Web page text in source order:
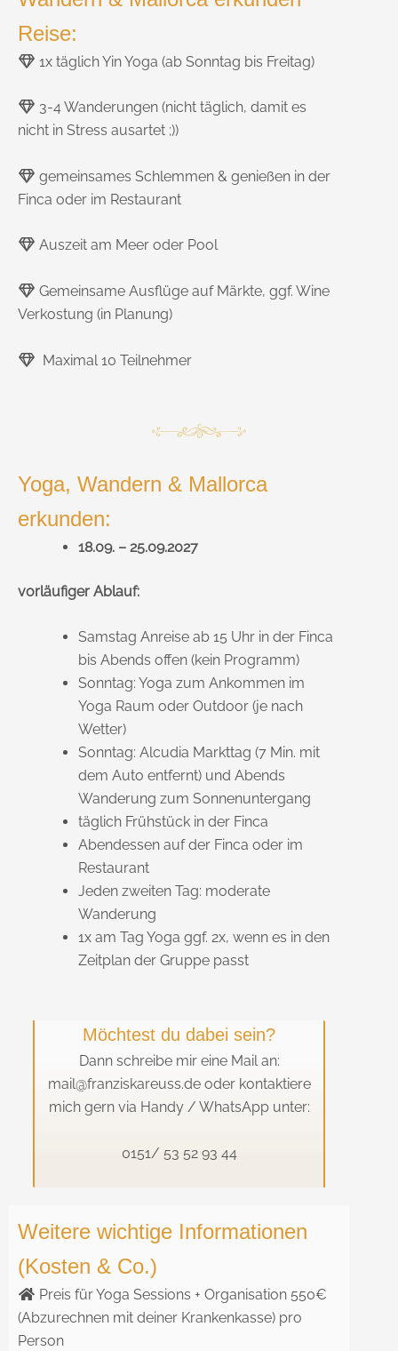
Reise:
1x täglich Yin Yoga (ab Sonntag bis Freitag)
3-4 Wanderungen (nicht täglich, damit es
nicht in Stress ausartet ;))
gemeinsames Schlemmen & genießen in der
Finca oder im Restaurant
Auszeit am Meer oder Pool
Gemeinsame Ausflüge auf Märkte, ggf. Wine
Verkostung (in Planung)
Maximal 10 Teilnehmer
Yoga, Wandern & Mallorca
erkunden:
18.09. – 25.09.2027
vorläufiger Ablauf:
Samstag Anreise ab 15 Uhr in der Finca
bis Abends offen (kein Programm)
Sonntag: Yoga zum Ankommen im
Yoga Raum oder Outdoor (je nach
Wetter)
Sonntag: Alcudia Markttag (7 Min. mit
dem Auto entfernt) und Abends
Wanderung zum Sonnenuntergang
täglich Frühstück in der Finca
Abendessen auf der Finca oder im
Restaurant
Jeden zweiten Tag: moderate
Wanderung
1x am Tag Yoga ggf. 2x, wenn es in den
Zeitplan der Gruppe passt
Möchtest du dabei sein?
Dann schreibe mir eine Mail an:
mail@franziskareuss.de oder kontaktiere
mich gern via Handy / WhatsApp unter:
0151/ 53 52 93 44
Weitere wichtige Informationen
(Kosten & Co.)
Preis für Yoga Sessions + Organisation 550€
(Abzurechnen mit deiner Krankenkasse) pro
Person